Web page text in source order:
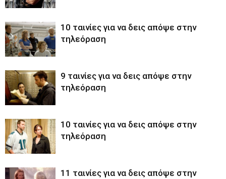
10 ταινίες για να δεις απόψε στην
τηλεόραση
9 ταινίες για να δεις απόψε στην
τηλεόραση
10 ταινίες για να δεις απόψε στην
τηλεόραση
11 ταινίες για να δεις απόψε στην